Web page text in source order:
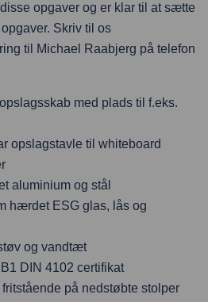
opgaver og er klar til at sætte
Skriv til os
til Michael Raabjerg på telefon
med plads til f.eks.
opslagstavle til whiteboard
aluminium og stål
hærdet ESG glas, lås og
og vandtæt
DIN 4102 certifikat
på nedstøbte stolper